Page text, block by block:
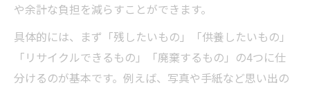
や余計な負担を減らすことができます。
具体的には、まず「残したいもの」「供養したいもの」
「リサイクルできるもの」「廃棄するもの」の4つに仕
分けるのが基本です。例えば、写真や手紙など思い出の